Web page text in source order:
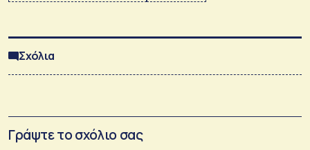
Σχόλια
Γράψτε το σχόλιο σας